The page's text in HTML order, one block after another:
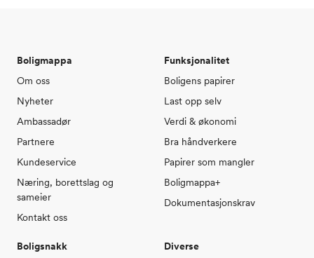
Boligmappa
Om oss
Nyheter
Ambassadør
Partnere
Kundeservice
Næring, borettslag og
sameier
Kontakt oss
Funksjonalitet
Boligens papirer
Last opp selv
Verdi & økonomi
Bra håndverkere
Papirer som mangler
Boligmappa+
Dokumentasjonskrav
Boligsnakk
Diverse